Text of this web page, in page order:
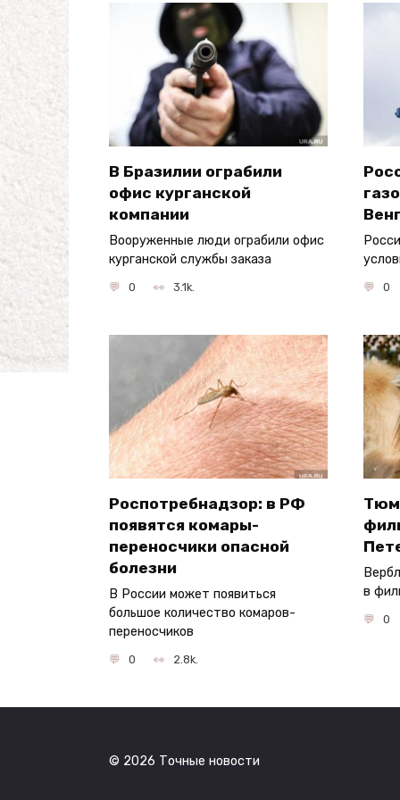
В Бразилии ограбили
офис курганской
компании
Вооруженные люди ограбили офис
курганской службы заказа
0 3.1k. 0
Роспотребнадзор: в РФ
появятся комары-
переносчики опасной
болезни
В России может появиться
большое количество комаров-
переносчиков
0 2.8k.
в
0
© 2026 Точные новости